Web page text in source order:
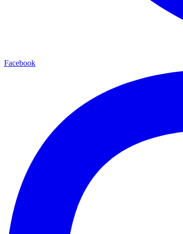
Facebook